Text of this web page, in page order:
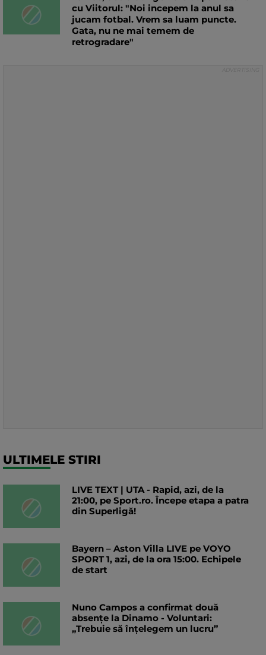
cu Viitorul: "Noi incepem la anul sa
jucam fotbal. Vrem sa luam puncte.
Gata, nu ne mai temem de
retrogradare"
ULTIMELE STIRI
LIVE TEXT | UTA - Rapid, azi, de la
21:00, pe Sport.ro. Începe etapa a patra
din Superligă!
Bayern – Aston Villa LIVE pe VOYO
SPORT 1, azi, de la ora 15:00. Echipele
de start
Nuno Campos a confirmat două
absențe la Dinamo - Voluntari:
„Trebuie să înțelegem un lucru”